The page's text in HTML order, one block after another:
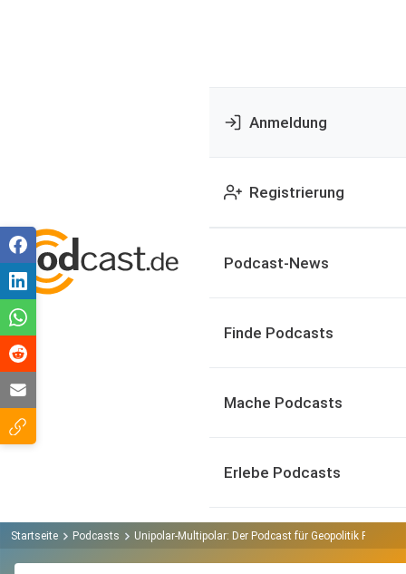
Anmeldung
Registrierung
Podcast-News
Finde Podcasts
Mache Podcasts
Erlebe Podcasts
Startseite Podcasts Unipolar-Multipolar: Der Podcast für Geopolitik Podcast